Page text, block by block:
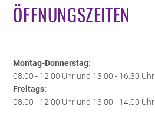
ÖFFNUNGSZEITEN
Montag-Donnerstag:
08:00 - 12.00 Uhr und 13:00 - 16:30 Uhr
Freitags:
08:00 - 12.00 Uhr und 13:00 - 14:00 Uhr